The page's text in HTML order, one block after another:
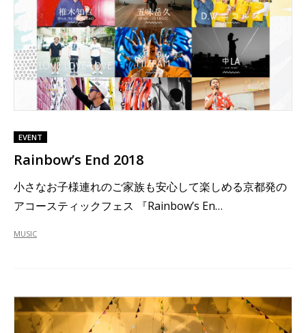
EVENT
Rainbow’s End 2018
小さなお子様連れのご家族も安心して楽しめる京都発の
アコースティックフェス 『Rainbow’s En…
MUSIC